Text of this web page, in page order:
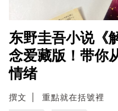
东野圭吾小说《
念爱藏版！带你
情绪
撰文 重點就在括號裡